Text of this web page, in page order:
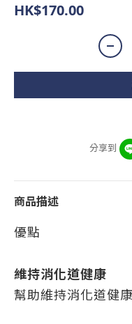
HK$170.00
分享到
商品描述
優點
維持消化道健康
幫助維持消化道健